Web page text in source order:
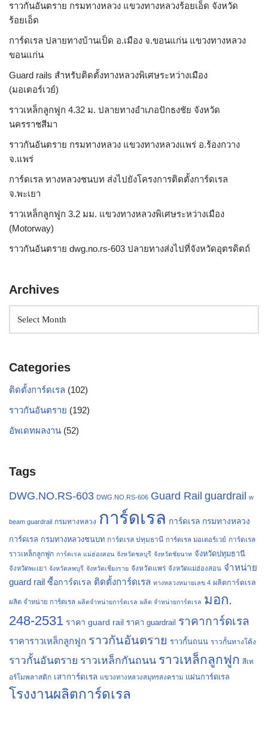
ราวกันอันตราย กรมทางหลวง แขวงทางหลวงร้อยเอ็ด จังหวัด
ร้อยเอ็ด
การ์ดเรล ปลายทางบ้านเป็ด อ.เมือง จ.ขอนแก่น แขวงทางหลวง
ขอนแก่น
Guard rails สำหรับติดตั้งทางหลวงพิเศษระหว่างเมือง
(มอเตอร์เวย์)
ราวเหล็กลูกฟูก 4.32 ม. ปลายทางอำเภอปักธงชัย จังหวัด
นครราชสีมา
ราวกันอันตราย กรมทางหลวง แขวงทางหลวงแพร่ อ.ร้องกวาง
จ.แพร่
การ์ดเรล ทางหลวงชนบท ส่งไปยังโครงการติดตั้งการ์ดเรล
จ.พะเยา
ราวเหล็กลูกฟูก 3.2 มม. แขวงทางหลวงพิเศษระหว่างเมือง
(Motorway)
ราวกันอันตราย dwg.no.rs-603 ปลายทางส่งไปที่จังหวัดอุตรดิตถ์
Archives
Categories
ติดตั้งการ์ดเรล (102)
ราวกันอันตราย (192)
อัพเดทผลงาน (52)
Tags
DWG.NO.RS-603 DWG.NO.RS-606 Guard Rail guardrail w
beam guardrail กรมทางหลวง การ์ดเรล การ์ดเรล กรมทางหลวง
การ์ดเรล กรมทางหลวงชนบท การ์ดเรล ปทุมธานี การ์ดเรล มอเตอร์เวย์ การ์ดเรล
ราวเหล็กลูกฟูก การ์ดเรล แม่ฮ่องสอน จังหวัดชลบุรี จังหวัดชัยนาท จังหวัดปทุมธานี
จังหวัดพะเยา จังหวัดลพบุรี จังหวัดเชียงราย จังหวัดแพร่ จังหวัดแม่ฮ่องสอน จำหน่าย
guard rail ซื้อการ์ดเรล ติดตั้งการ์ดเรล ทางหลวงหมายเลข 4 ผลิตการ์ดเรล
ผลิต จำหน่าย การ์ดเรล ผลิตจำหน่ายการ์ดเรล ผลิต จำหน่ายการ์ดเรล มอก.
248-2531 ราคา guard rail ราคา guardrail ราคาการ์ดเรล
ราคาราวเหล็กลูกฟูก ราวกันอันตราย ราวกั้นถนน ราวกั้นทางโค้ง
ราวกั้นอันตราย ราวเหล็กกันถนน ราวเหล็กลูกฟูก สีเท
อร์โมพลาสติก เสาการ์ดเรล แขวงทางหลวงสมุทรสงคราม แผ่นการ์ดเรล
โรงงานผลิตการ์ดเรล